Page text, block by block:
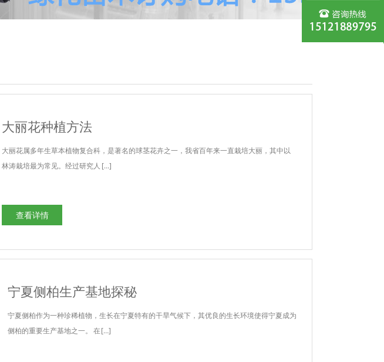
大丽花种植方法
大丽花属多年生草本植物复合科，是著名的球茎花卉之一，我省百年来一直栽培大丽，其中以
林涛栽培最为常见。经过研究人 […]
查看详情
宁夏侧柏生产基地探秘
宁夏侧柏作为一种珍稀植物，生长在宁夏特有的干旱气候下，其优良的生长环境使得宁夏成为
侧柏的重要生产基地之一。 在 […]